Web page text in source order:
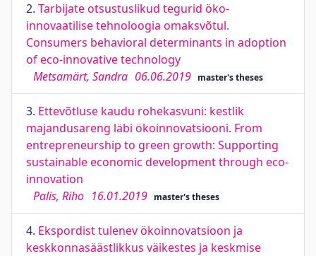
2. Tarbijate otsustuslikud tegurid öko-
innovaatilise tehnoloogia omaksvõtul.
Consumers behavioral determinants in adoption
of eco-innovative technology
Metsamärt, Sandra 06.06.2019 master's theses
3. Ettevõtluse kaudu rohekasvuni: kestlik
majandusareng läbi ökoinnovatsiooni. From
entrepreneurship to green growth: Supporting
sustainable economic development through eco-
innovation
Palis, Riho 16.01.2019 master's theses
4. Ekspordist tulenev ökoinnovatsioon ja
keskkonnasäästlikkus väikestes ja keskmise